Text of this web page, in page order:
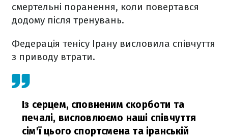
смертельні поранення, коли повертався
додому після тренувань.
Федерація тенісу Ірану висловила співчуття
з приводу втрати.
Із серцем, сповненим скорботи та
печалі, висловлюємо наші співчуття
сім'ї цього спортсмена та іранській